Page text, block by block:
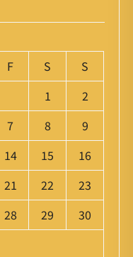
F S
S
1
2
7 8
9
14 15
16
21 22
23
28 29
30